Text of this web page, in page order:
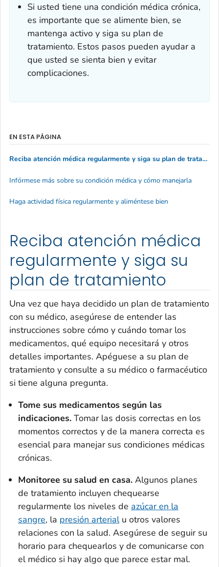
Si usted tiene una condición médica crónica,
es importante que se alimente bien, se
mantenga activo y siga su plan de
tratamiento. Estos pasos pueden ayudar a
que usted se sienta bien y evitar
complicaciones.
Reciba atención médica
regularmente y siga su
plan de tratamiento
Una vez que haya decidido un plan de tratamiento
con su médico, asegúrese de entender las
instrucciones sobre cómo y cuándo tomar los
medicamentos, qué equipo necesitará y otros
detalles importantes. Apéguese a su plan de
tratamiento y consulte a su médico o farmacéutico
si tiene alguna pregunta.
Tome sus medicamentos según las
indicaciones. Tomar las dosis correctas en los
momentos correctos y de la manera correcta es
esencial para manejar sus condiciones médicas
crónicas.
Monitoree su salud en casa. Algunos planes
de tratamiento incluyen chequearse
regularmente los niveles de azúcar en la
sangre, la presión arterialu otros valores
relaciones con la salud. Asegúrese de seguir su
horario para chequearlos y de comunicarse con
el médico si hay algo que parece estar mal.
EN ESTA PÁGINA
Reciba atención médica regularmente y siga su plan de tratamiento
Infórmese más sobre su condición médica y cómo manejarla
Haga actividad física regularmente y aliméntese bien